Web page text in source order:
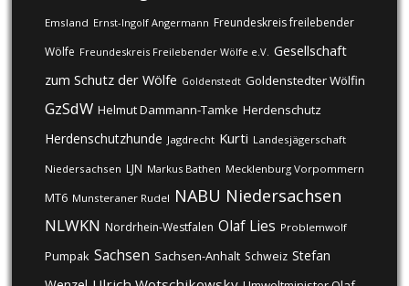
Emsland Ernst-Ingolf Angermann Freundeskreis freilebender
Wölfe Freundeskreis Freilebender Wölfe e.V. Gesellschaft
zum Schutz der Wölfe Goldenstedt Goldenstedter Wölfin
GzSdW Helmut Dammann-Tamke Herdenschutz
Herdenschutzhunde Jagdrecht Kurti Landesjägerschaft
Niedersachsen LJN Markus Bathen Mecklenburg Vorpommern
MT6 Munsteraner Rudel NABU Niedersachsen
NLWKN Nordrhein-Westfalen Olaf Lies Problemwolf
Pumpak Sachsen Sachsen-Anhalt Schweiz Stefan